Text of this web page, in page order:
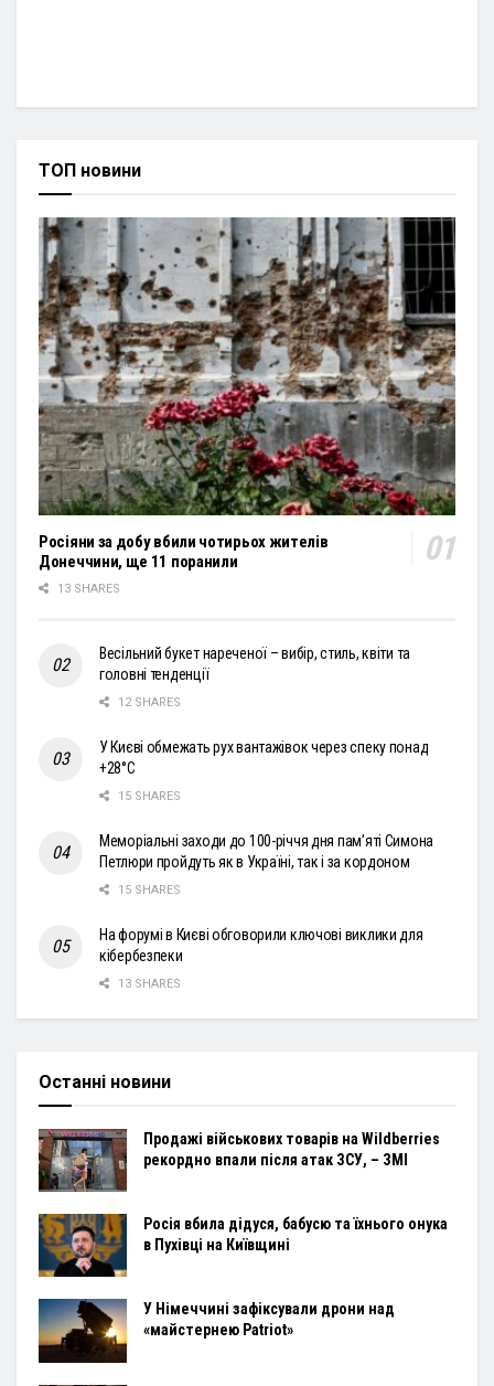
ТОП новини
Росіяни за добу вбили чотирьох жителів
Донеччини, ще 11 поранили
13 SHARES
Весільний букет нареченої – вибір, стиль, квіти та
головні тенденції
12 SHARES
У Києві обмежать рух вантажівок через спеку понад
+28°С
15 SHARES
Меморіальні заходи до 100-річчя дня пам’яті Симона
Петлюри пройдуть як в Україні, так і за кордоном
15 SHARES
На форумі в Києві обговорили ключові виклики для
кібербезпеки
13 SHARES
Останні новини
Продажі військових товарів на Wildberries
рекордно впали після атак ЗСУ, – ЗМІ
Росія вбила дідуся, бабусю та їхнього онука
в Пухівці на Київщині
У Німеччині зафіксували дрони над
«майстернею Patriot»